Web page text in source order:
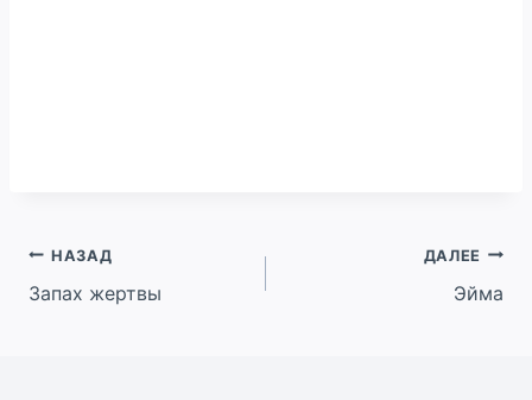
Навигация
по
НАЗАД
Запах жертвы
ДАЛЕЕ
Эйма